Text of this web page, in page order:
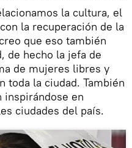
la cultura, el
la recuperación de la
que eso también
de hecho la jefa de
de mujeres libres y
toda la ciudad. También
en
ciudades del país.